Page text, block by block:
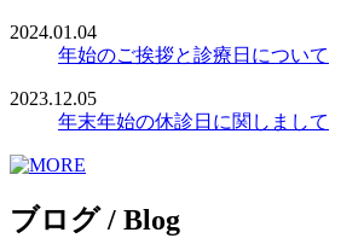
2024.01.04
年始のご挨拶と診療日について
2023.12.05
年末年始の休診日に関しまして
ブログ/ Blog